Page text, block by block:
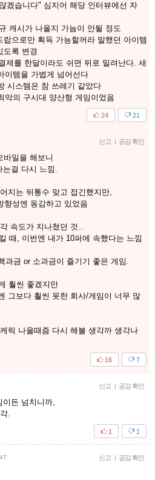
겠습니다" 심지어 해당 인터뷰에선 자
캐시가 나올지 가늠이 안될 정도
으로만 획득 가능할꺼라 말했던 아이템
도록 변경
제를 한달이라도 쉬면 뒤로 밀려난다. 새
이템을 가볍게 넘어선다
시스템은 참 쓰레기 같았다
악의 구시대 양산형 게임이었음
21
24
신고 | 공감 확인
바일을 해보니
는걸 다시 느낌.
지는 뒤통수 맞고 접긴했지만,
향성엔 동감하고 있었음
속도가 지나쳤던 것..
때, 이번엔 내가 10퍼에 속했다는 느낌
과금 or 소과금이 즐기기 좋은 게임.
훨씬 좋겠지만
그보다 훨씬 못한 회사/게임이 너무 많
릭 나올때즘 다시 해볼 생각까 생각나
7
16
신고 | 공감 확인
이든 넘치니까,
.
1
1
신고 | 공감 확인